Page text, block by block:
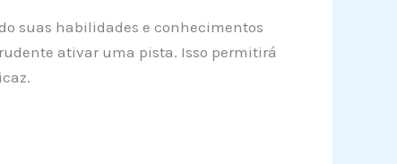
suas habilidades e conhecimentos
ativar uma pista. Isso permitirá